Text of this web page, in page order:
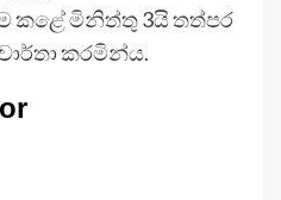
කළේ මිනිත්තු 3යි තත්පර
කරමින්ය.